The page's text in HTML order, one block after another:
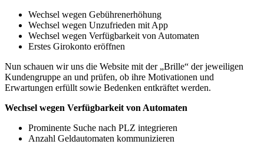
Wechsel wegen Gebührenerhöhung
Wechsel wegen Unzufrieden mit App
Wechsel wegen Verfügbarkeit von Automaten
Erstes Girokonto eröffnen
Nun schauen wir uns die Website mit der „Brille“ der jeweiligen
Kundengruppe an und prüfen, ob ihre Motivationen und
Erwartungen erfüllt sowie Bedenken entkräftet werden.
Wechsel wegen Verfügbarkeit von Automaten
Prominente Suche nach PLZ integrieren
Anzahl Geldautomaten kommunizieren